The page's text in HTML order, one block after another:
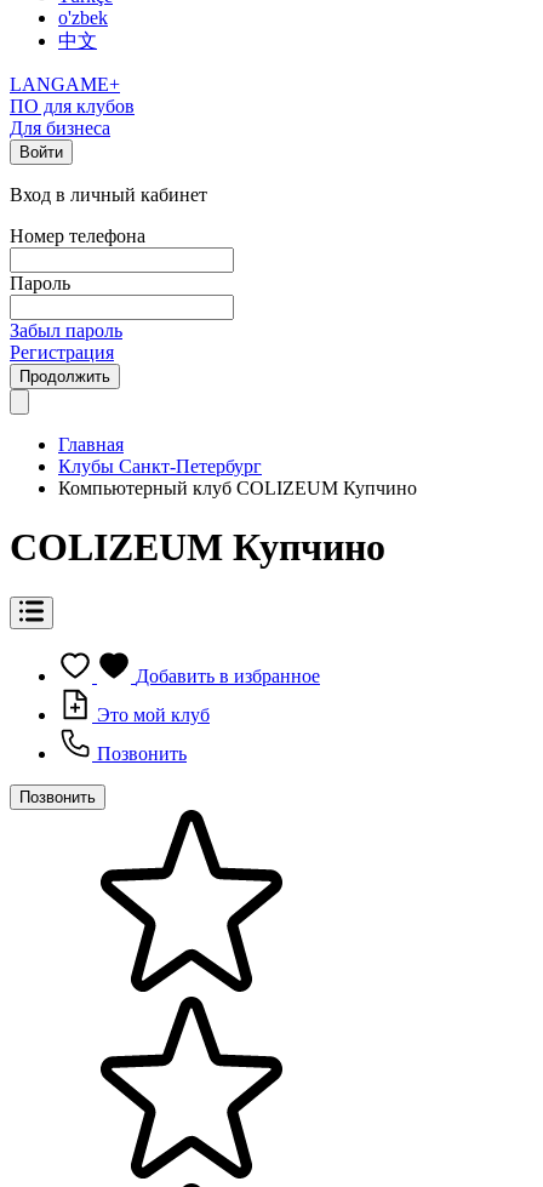
o'zbek
中文
LANGAME+
ПО для клубов
Для бизнеса
Войти
Вход в личный кабинет
Номер телефона
Пароль
Забыл пароль
Регистрация
Продолжить
Главная
Клубы Санкт-Петербург
Компьютерный клуб COLIZEUM Купчино
COLIZEUM Купчино
Добавить в избранное
Это мой клуб
Позвонить
Позвонить